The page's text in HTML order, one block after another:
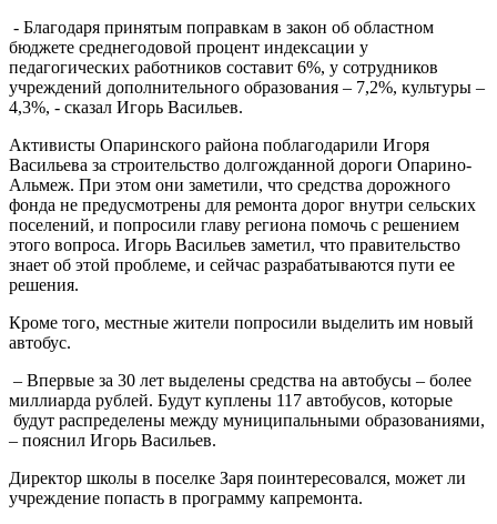
- Благодаря принятым поправкам в закон об областном
бюджете среднегодовой процент индексации у
педагогических работников составит 6%, у сотрудников
учреждений дополнительного образования – 7,2%, культуры –
4,3%, - сказал Игорь Васильев.
Активисты Опаринского района поблагодарили Игоря
Васильева за строительство долгожданной дороги Опарино-
Альмеж. При этом они заметили, что средства дорожного
фонда не предусмотрены для ремонта дорог внутри сельских
поселений, и попросили главу региона помочь с решением
этого вопроса. Игорь Васильев заметил, что правительство
знает об этой проблеме, и сейчас разрабатываются пути ее
решения.
Кроме того, местные жители попросили выделить им новый
автобус.
– Впервые за 30 лет выделены средства на автобусы – более
миллиарда рублей. Будут куплены 117 автобусов, которые
будут распределены между муниципальными образованиями,
– пояснил Игорь Васильев.
Директор школы в поселке Заря поинтересовался, может ли
учреждение попасть в программу капремонта.